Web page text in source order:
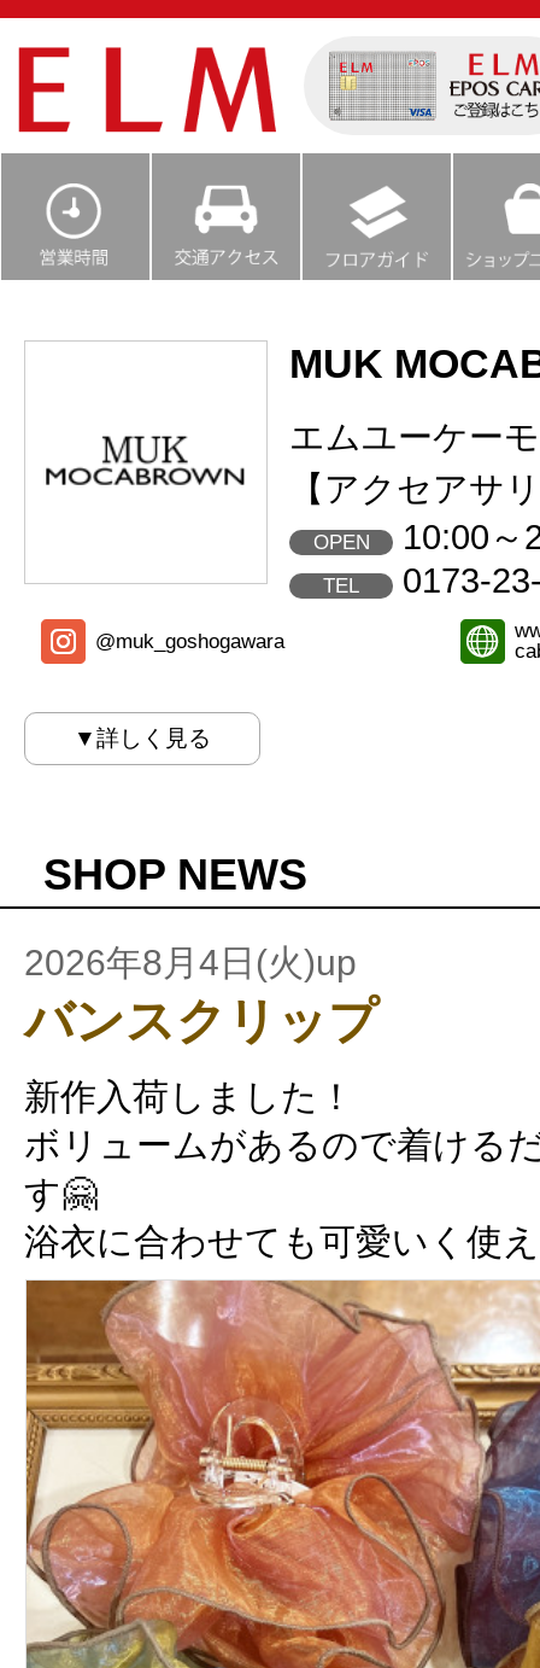
MUK
エムユーケー
【アクセアサ
OPEN 10:00～
TEL 0173-
@muk_goshogawara
▼詳しく見る
SHOP NEWS
2026年8月4日(火)up
バンスクリップ
新作入荷しました！
ボリュームがあるので着ける
す🤗
浴衣に合わせても可愛いく使